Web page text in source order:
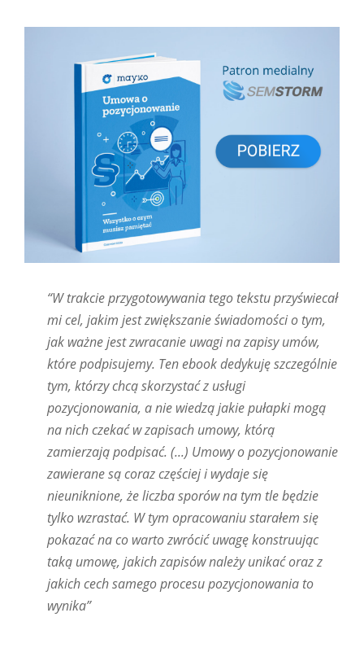
“W trakcie przygotowywania tego tekstu przyświecał
mi cel, jakim jest zwiększanie świadomości o tym,
jak ważne jest zwracanie uwagi na zapisy umów,
które podpisujemy. Ten ebook dedykuję szczególnie
tym, którzy chcą skorzystać z usługi
pozycjonowania, a nie wiedzą jakie pułapki mogą
na nich czekać w zapisach umowy, którą
zamierzają podpisać. (...) Umowy o pozycjonowanie
zawierane są coraz częściej i wydaje się
nieuniknione, że liczba sporów na tym tle będzie
tylko wzrastać. W tym opracowaniu starałem się
pokazać na co warto zwrócić uwagę konstruując
taką umowę, jakich zapisów należy unikać oraz z
jakich cech samego procesu pozycjonowania to
wynika”